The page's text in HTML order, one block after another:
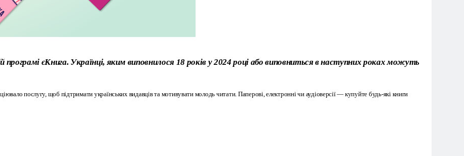
програмі єКнига. Українці, яким виповнилося 18 років у 2024 році або виповниться в наступних роках можуть
послугу, щоб підтримати українських видавців та мотивувати молодь читати. Паперові, електронні чи аудіоверсії — купуйте будь-які книги